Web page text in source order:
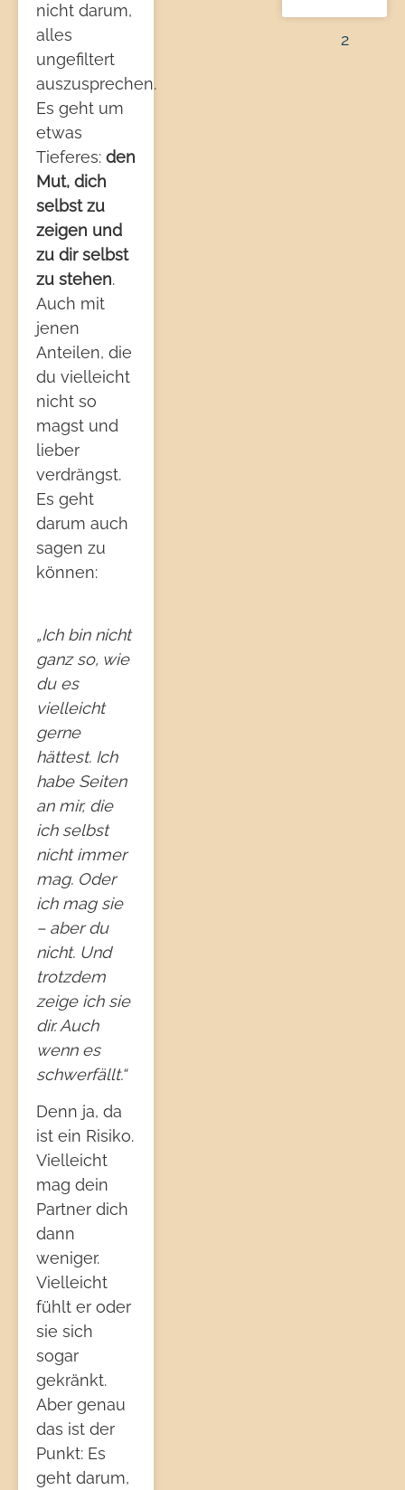
nicht darum,
alles
ungefiltert
auszusprechen.
Es geht um
etwas
Tieferes: den
Mut, dich
selbst zu
zeigen und
zu dir selbst
zu stehen.
Auch mit
jenen
Anteilen, die
du vielleicht
nicht so
magst und
lieber
verdrängst.
Es geht
darum auch
sagen zu
können:
„Ich bin nicht
ganz so, wie
du es
vielleicht
gerne
hättest. Ich
habe Seiten
an mir, die
ich selbst
nicht immer
mag. Oder
ich mag sie
– aber du
nicht. Und
trotzdem
zeige ich sie
dir. Auch
wenn es
schwerfällt.“
Denn ja, da
ist ein Risiko.
Vielleicht
mag dein
Partner dich
dann
weniger.
Vielleicht
fühlt er oder
sie sich
sogar
gekränkt.
Aber genau
das ist der
Punkt: Es
geht darum,
2